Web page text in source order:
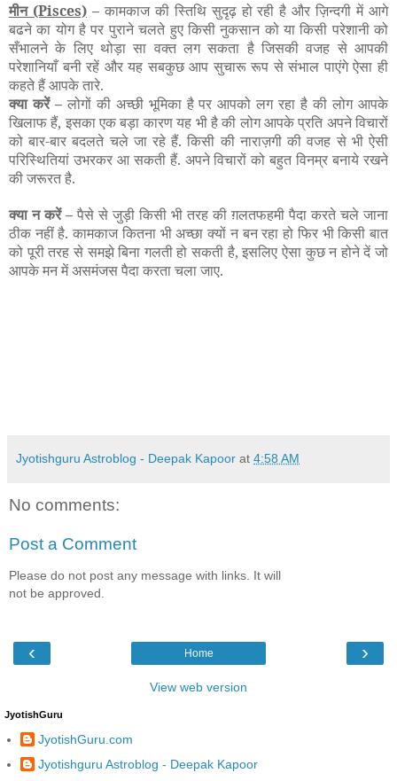
मीन(Pisces)– कामकाज की स्तिथि सुदृढ़ हो रही है और ज़िन्दगी में आगे
बढने का योग है पर पुराने चलते हुए किसी नुकसान को या किसी परेशानी को
सँभालने के लिए थोड़ा सा वक्त लग सकता है जिसकी वजह से आपकी
परेशानियाँ बनी रहें और यह सबकुछ आप सुचारू रूप से संभाल पाएंगे ऐसा ही
कहते हैं आपके तारे.
क्या करें – लोगों की अच्छी भूमिका है पर आपको लग रहा है की लोग आपके
खिलाफ हैं, इसका एक बड़ा कारण यह भी है की लोग आपके प्रति अपने विचारों
को बार-बार बदलते चले जा रहे हैं. किसी की नाराज़गी की वजह से भी ऐसी
परिस्थितियां उभरकर आ सकती हैं. अपने विचारों को बहुत विनम्र बनाये रखने
की जरूरत है.
क्या न करें – पैसे से जुड़ी किसी भी तरह की ग़लतफहमी पैदा करते चले जाना
ठीक नहीं है. कामकाज कितना भी अच्छा क्यों न बन रहा हो फिर भी किसी बात
को पूरी तरह से समझे बिना गलती हो सकती है, इसलिए ऐसा कुछ न होने दें जो
आपके मन में असमंजस पैदा करता चला जाए.
Jyotishguru Astroblog - Deepak Kapoor at 4:58 AM
No comments:
Post a Comment
Please do not post any message with links. It will
not be approved.
‹ ›
Home
View web version
JyotishGuru
JyotishGuru.com
Jyotishguru Astroblog - Deepak Kapoor